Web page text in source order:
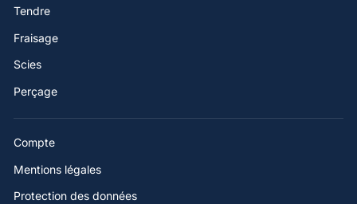
Tendre
Fraisage
Scies
Perçage
Compte
Mentions légales
Protection des données